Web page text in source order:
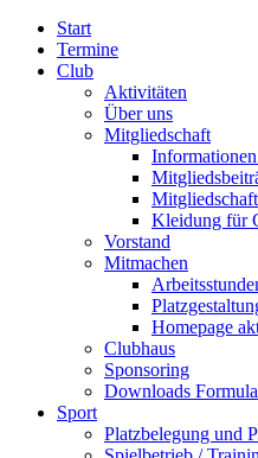
Start
Termine
Club
Aktivitäten
Über uns
Mitgliedschaft
Kleidung für
Vorstand
Mitmachen
Homepage
Clubhaus
Sponsoring
Downloads
Sport
Platzbelegung und